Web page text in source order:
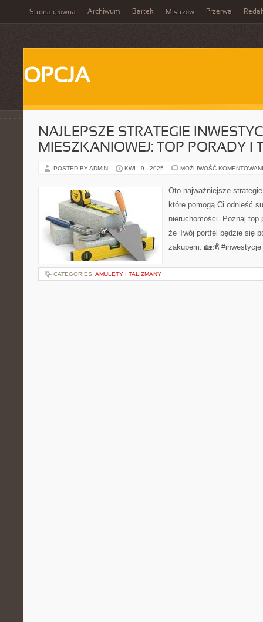
Strona główna Archiwum Bartek Mistrzów Przerwa
OPCJA
NAJLEPSZE STRATEGIE
MIESZKANIOWEJ: TOP PORADY I
POSTED BY ADMIN KWI - 9 - 2025 MOŻLIWOŚĆ
Oto najważniejsze
które pomogą Ci odnieść
nieruchomości. Poznaj top
że Twój portfel będzie się
zakupem. 🏡💰
CATEGORIES: AMULETY I TALIZMANY